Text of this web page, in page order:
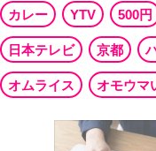
カレー
YTV 500円
日本テレビ 京都
オムライス オモウマ